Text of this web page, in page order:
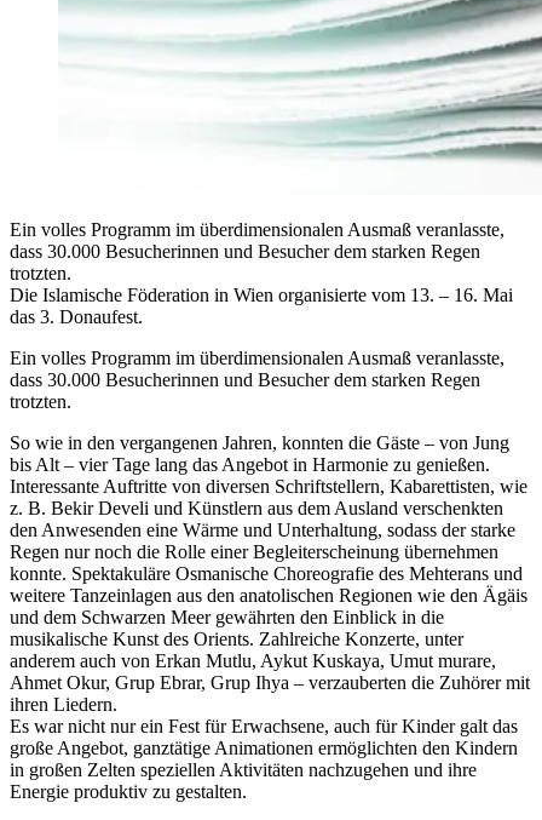
Ein volles Programm im überdimensionalen Ausmaß veranlasste,
dass 30.000 Besucherinnen und Besucher dem starken Regen
trotzten.
Die Islamische Föderation in Wien organisierte vom 13. – 16. Mai
das 3. Donaufest.
Ein volles Programm im überdimensionalen Ausmaß veranlasste,
dass 30.000 Besucherinnen und Besucher dem starken Regen
trotzten.
So wie in den vergangenen Jahren, konnten die Gäste – von Jung
bis Alt – vier Tage lang das Angebot in Harmonie zu genießen.
Interessante Auftritte von diversen Schriftstellern, Kabarettisten, wie
z. B. Bekir Develi und Künstlern aus dem Ausland verschenkten
den Anwesenden eine Wärme und Unterhaltung, sodass der starke
Regen nur noch die Rolle einer Begleiterscheinung übernehmen
konnte. Spektakuläre Osmanische Choreografie des Mehterans und
weitere Tanzeinlagen aus den anatolischen Regionen wie den Ägäis
und dem Schwarzen Meer gewährten den Einblick in die
musikalische Kunst des Orients. Zahlreiche Konzerte, unter
anderem auch von Erkan Mutlu, Aykut Kuskaya, Umut murare,
Ahmet Okur, Grup Ebrar, Grup Ihya – verzauberten die Zuhörer mit
ihren Liedern.
Es war nicht nur ein Fest für Erwachsene, auch für Kinder galt das
große Angebot, ganztätige Animationen ermöglichten den Kindern
in großen Zelten speziellen Aktivitäten nachzugehen und ihre
Energie produktiv zu gestalten.